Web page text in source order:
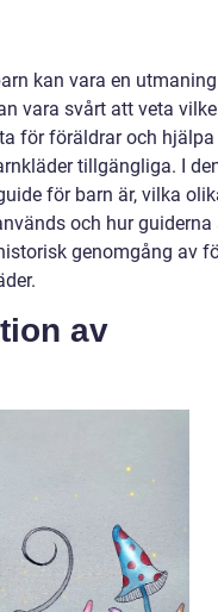
kan vara en
vara svårt att veta
för föräldrar och
tillgängliga. I
för barn är, vilka
och hur guiderna
genomgång av
av